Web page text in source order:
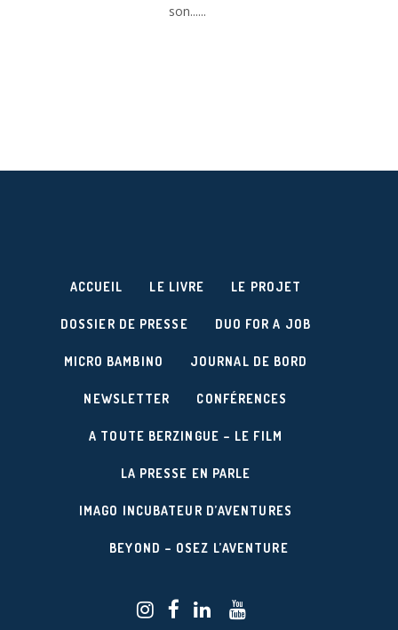
son......
ACCUEIL LE LIVRE LE PROJET
DOSSIER DE PRESSE DUO FOR A JOB
MICRO BAMBINO JOURNAL DE BORD
NEWSLETTER CONFÉRENCES
A TOUTE BERZINGUE – LE FILM
LA PRESSE EN PARLE
IMAGO INCUBATEUR D’AVENTURES
BEYOND – OSEZ L’AVENTURE